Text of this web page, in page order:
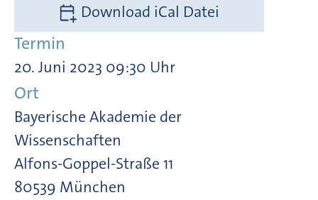
Download iCal Datei
Termin
20. Juni 2023 09:30 Uhr
Ort
Bayerische Akademie der
Wissenschaften
Alfons-Goppel-Straße 11
80539 München